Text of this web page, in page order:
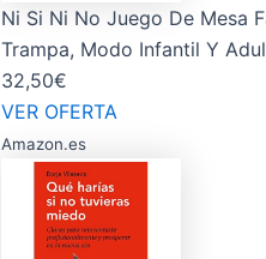
Ni Si Ni No Juego De Mesa
Trampa, Modo Infantil Y
32,50€
VER OFERTA
Amazon.es